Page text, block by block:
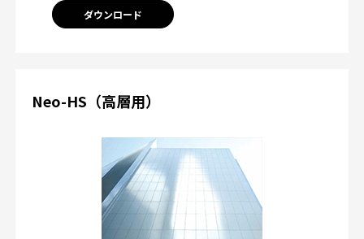
ダウンロード
Neo-HS（高層用）